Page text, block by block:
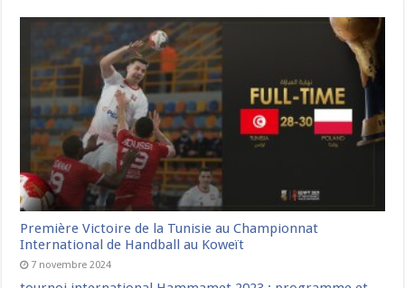
Première Victoire de la Tunisie au Championnat
International de Handball au Koweït
7 novembre 2024